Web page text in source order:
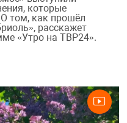
которые
том, как прошёл
расскажет
«Утро на ТВР24».